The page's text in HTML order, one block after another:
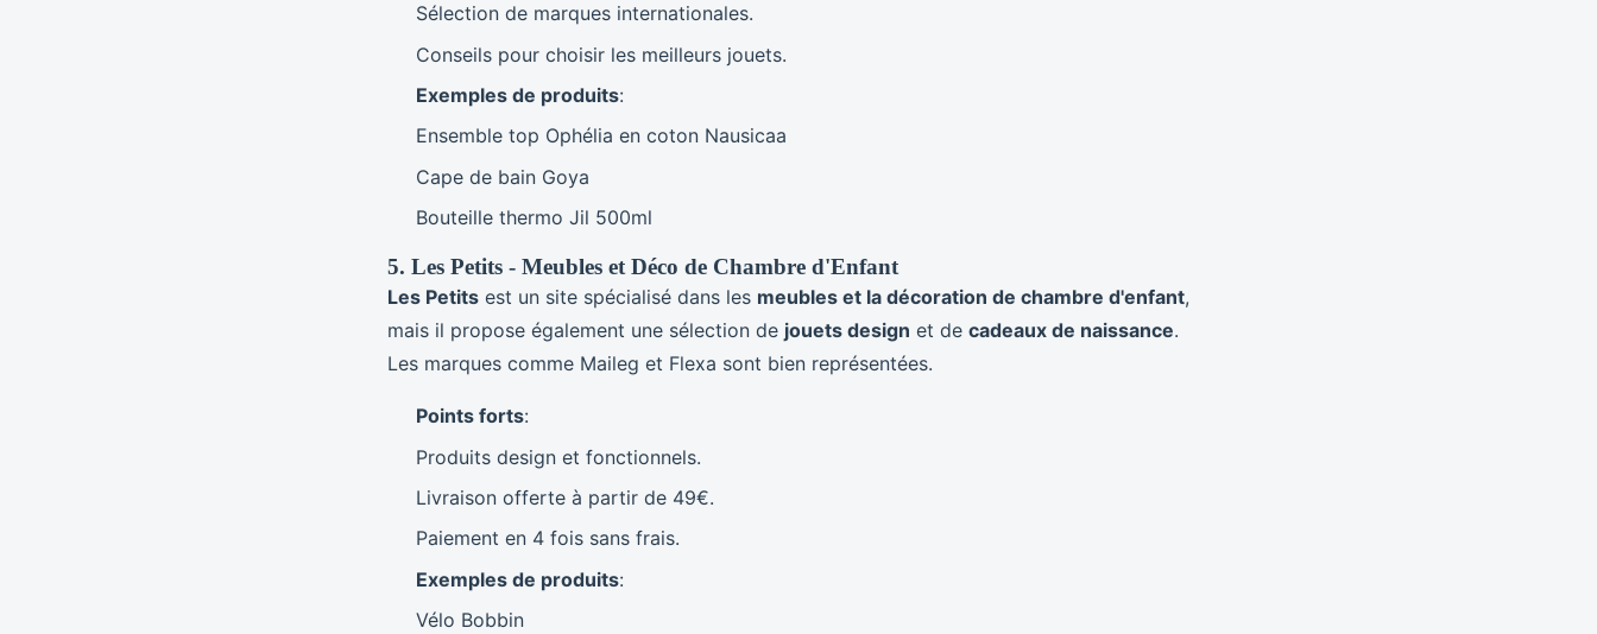
Sélection de marques internationales.
Conseils pour choisir les meilleurs jouets.
Exemples de produits:
Ensemble top Ophélia en coton Nausicaa
Cape de bain Goya
Bouteille thermo Jil 500ml
5. Les Petits - Meubles et Déco de Chambre d'Enfant
Les Petits est un site spécialisé dans les meubles et la décoration de chambre d'enfant,
mais il propose également une sélection de jouets design et de cadeaux de naissance.
Les marques comme Maileg et Flexa sont bien représentées.
Points forts:
Produits design et fonctionnels.
Livraison offerte à partir de 49€.
Paiement en 4 fois sans frais.
Exemples de produits:
Vélo Bobbin